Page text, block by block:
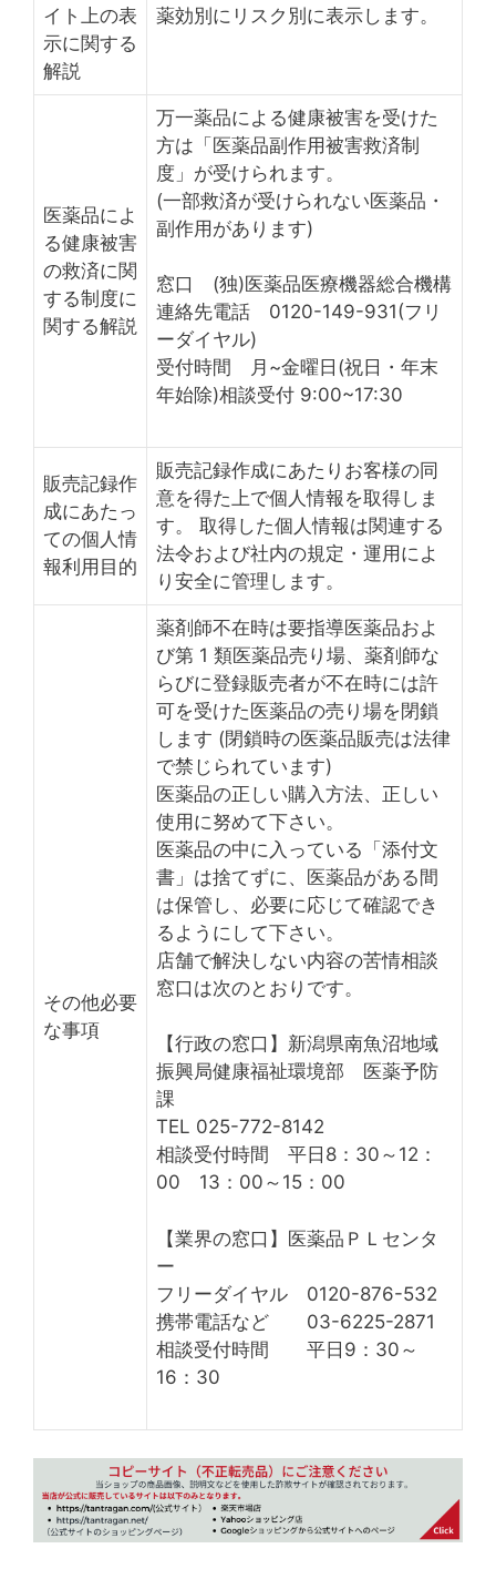
イト上の表
示に関する
解説
薬効別にリスク別に表示します。
医薬品によ
る健康被害
の救済に関
する制度に
関する解説
万一薬品による健康被害を受けた
方は「医薬品副作用被害救済制
度」が受けられます。
(一部救済が受けられない医薬品・
副作用があります)
窓口 (独)医薬品医療機器総合機構
連絡先電話 0120-149-931(フリ
ーダイヤル)
受付時間 月~金曜日(祝日・年末
年始除)相談受付 9:00~17:30
販売記録作
成にあたっ
ての個人情
報利用目的
販売記録作成にあたりお客様の同
意を得た上で個人情報を取得しま
す。 取得した個人情報は関連する
法令および社内の規定・運用によ
り安全に管理します。
その他必要
な事項
薬剤師不在時は要指導医薬品およ
び第 1 類医薬品売り場、薬剤師な
らびに登録販売者が不在時には許
可を受けた医薬品の売り場を閉鎖
します (閉鎖時の医薬品販売は法律
で禁じられています)
医薬品の正しい購入方法、正しい
使用に努めて下さい。
医薬品の中に入っている「添付文
書」は捨てずに、医薬品がある間
は保管し、必要に応じて確認でき
るようにして下さい。
店舗で解決しない内容の苦情相談
窓口は次のとおりです。
【行政の窓口】新潟県南魚沼地域
振興局健康福祉環境部 医薬予防
課
TEL 025-772-8142
相談受付時間 平日8：30～12：
00 13：00～15：00
【業界の窓口】医薬品ＰＬセンタ
ー
フリーダイヤル 0120-876-532
携帯電話など 03-6225-2871
相談受付時間 平日9：30～
16：30